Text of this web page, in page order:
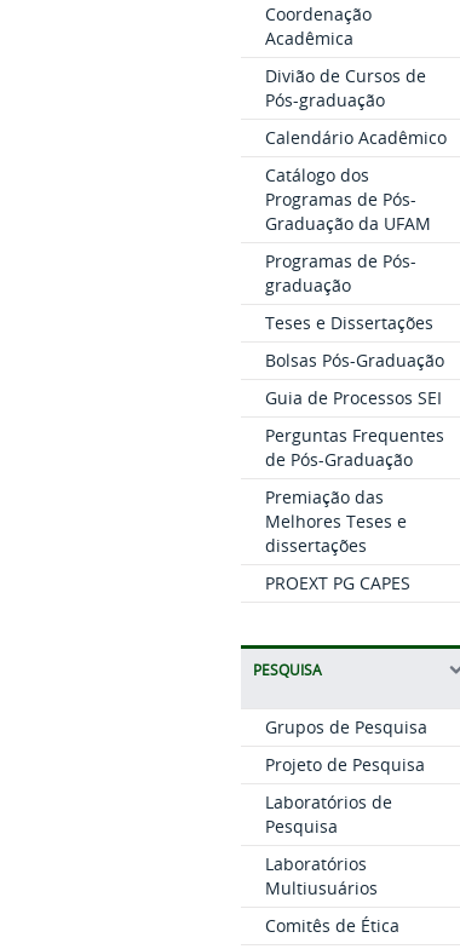
Coordenação
Acadêmica
Divião de Cursos de
Pós-graduação
Calendário Acadêmico
Catálogo dos
Programas de Pós-
Graduação da UFAM
Programas de Pós-
graduação
Teses e Dissertações
Bolsas Pós-Graduação
Guia de Processos SEI
Perguntas Frequentes
de Pós-Graduação
Premiação das
Melhores Teses e
dissertações
PROEXT PG CAPES
PESQUISA
Grupos de Pesquisa
Projeto de Pesquisa
Laboratórios de
Pesquisa
Laboratórios
Multiusuários
Comitês de Ética